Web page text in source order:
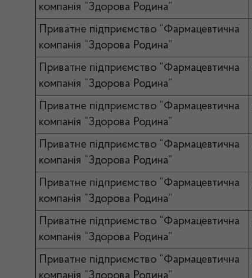
компанія “Здорова Родина”
Приватне підприємство “Фармацевтична
компанія “Здорова Родина”
Приватне підприємство “Фармацевтична
компанія “Здорова Родина”
Приватне підприємство “Фармацевтична
компанія “Здорова Родина”
Приватне підприємство “Фармацевтична
компанія “Здорова Родина”
Приватне підприємство “Фармацевтична
компанія “Здорова Родина”
Приватне підприємство “Фармацевтична
компанія “Здорова Родина”
Приватне підприємство “Фармацевтична
компанія “Здорова Родина”